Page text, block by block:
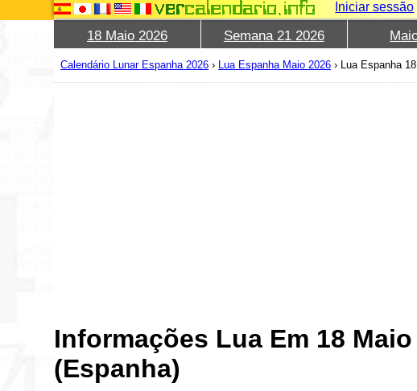
Iniciar sessão
18 Maio 2026 Semana 21 2026
Calendário Lunar Espanha 2026 › Lua Espanha Maio 2026 › Lua Espanha
Informações Lua Em 18 Maio
(Espanha)